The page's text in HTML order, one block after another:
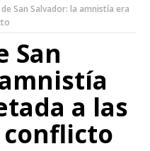
San Salvador: la amnistía era
San
a las